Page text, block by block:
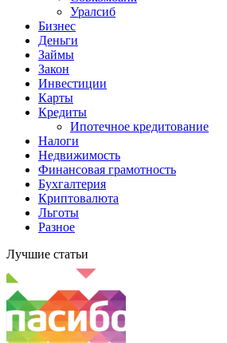
Уралсиб
Бизнес
Деньги
Займы
Закон
Инвестиции
Карты
Кредиты
Ипотечное кредитование
Налоги
Недвижимость
Финансовая грамотность
Бухгалтерия
Криптовалюта
Льготы
Разное
Лучшие статьи